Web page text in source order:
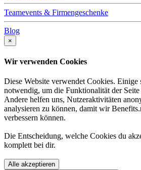
Teamevents & Firmengeschenke
Blog
×
Wir verwenden Cookies
Diese Website verwendet Cookies. Einige
notwendig, um die Funktionalität der
Andere helfen uns, Nutzeraktivitäten
analysieren zu können, damit wir
verbessern können.
Die Entscheidung, welche Cookies du
komplett bei dir.
Alle akzeptieren